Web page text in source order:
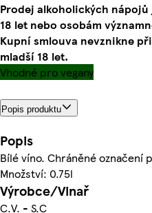
Prodej alkoholických nápojů
18 let nebo osobám
Kupní smlouva nevznikne
mladší 18 let.
Vhodné pro vegany
Popis produktu
Popis
Bílé víno. Chráněné označení
Množství: 0.75l
Výrobce/Vinař
C.V. - S.C